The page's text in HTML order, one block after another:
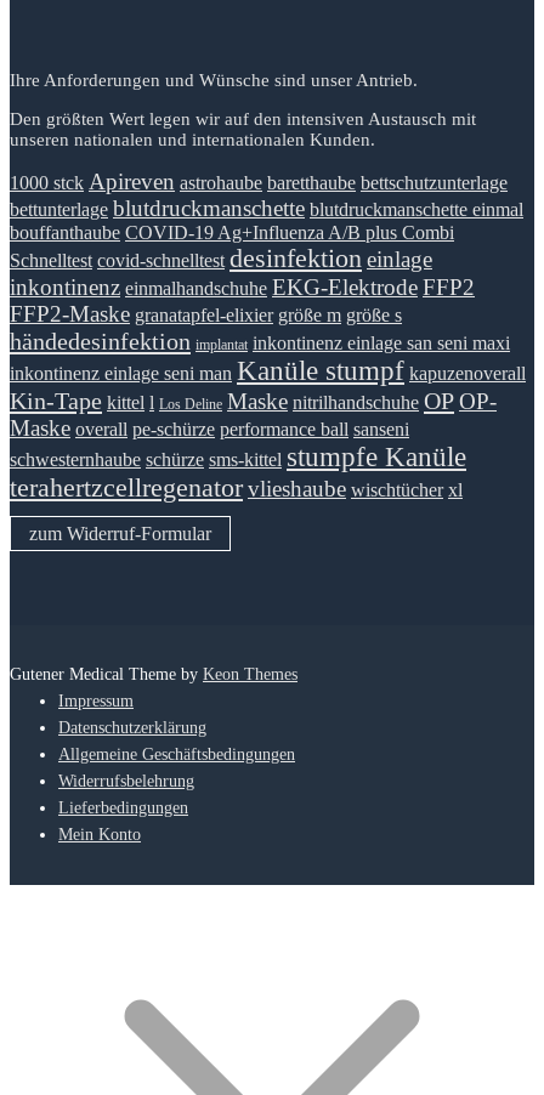
Ihre Anforderungen und Wünsche sind unser Antrieb.
Den größten Wert legen wir auf den intensiven Austausch mit
unseren nationalen und internationalen Kunden.
1000 stck Apireven astrohaube baretthaube bettschutzunterlage
bettunterlage blutdruckmanschette blutdruckmanschette einmal
bouffanthaube COVID-19 Ag+Influenza A/B plus Combi
Schnelltest covid-schnelltest desinfektion einlage
inkontinenz einmalhandschuhe EKG-ElektrodeFFP2
FFP2-Maske granatapfel-elixier größe m größe s
händedesinfektion implantat inkontinenz einlage san seni maxi
inkontinenz einlage seni man Kanüle stumpf kapuzenoverall
Kin-Tape kittel l Los Deline Maske nitrilhandschuhe OPOP-
Maske overall pe-schürze performance ball sanseni
schwesternhaube schürze sms-kittel stumpfe Kanüle
terahertzcellregenatorvlieshaube wischtücher xl
zum Widerruf-Formular
Gutener Medical Theme by Keon Themes
Impressum
Datenschutzerklärung
Allgemeine Geschäftsbedingungen
Widerrufsbelehrung
Lieferbedingungen
Mein Konto